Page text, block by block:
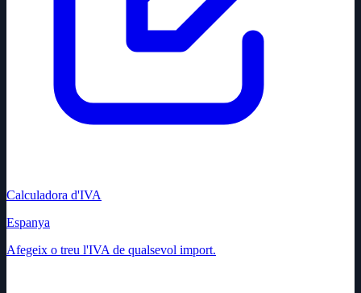
Calculadora d'IVA
Espanya
Afegeix o treu l'IVA de qualsevol import.